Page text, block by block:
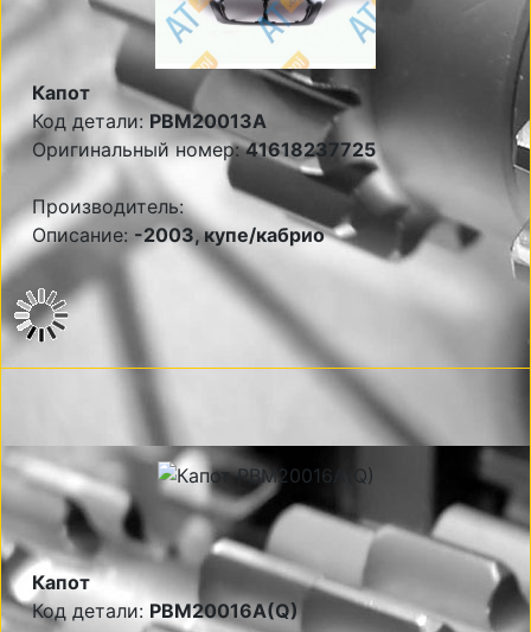
Капот
Код детали: PBM20013A
Оригинальный номер:41618237725
Производитель:
Описание: -2003, купе/кабрио
Капот
Код детали: PBM20016A(Q)